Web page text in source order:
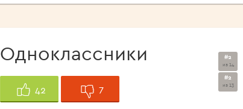
Одноклассники
42 7
#2
из 14
#2
из 13